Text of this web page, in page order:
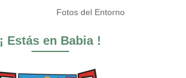
Fotos del Entorno
¡ Estás en Babia !